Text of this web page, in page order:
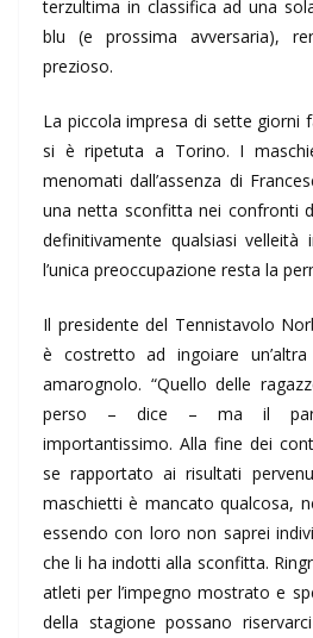
terzultima in classifica ad una
blu (e prossima avversaria),
prezioso.
La piccola impresa di sette giorni
si è ripetuta a Torino. I
menomati dall’assenza di
una netta sconfitta nei confronti
definitivamente qualsiasi
l’unica preoccupazione resta la
Il presidente del Tennistavolo
è costretto ad ingoiare
amarognolo. “Quello delle
perso – dice – ma il
importantissimo. Alla fine dei
se rapportato ai risultati
maschietti è mancato qualcosa,
essendo con loro non saprei
che li ha indotti alla sconfitta.
atleti per l’impegno mostrato e
della stagione possano